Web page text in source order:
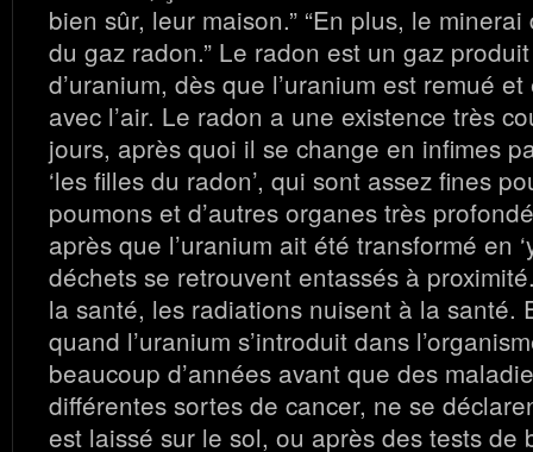
bien sûr, leur maison.” “En plus, le minerai
du gaz radon.” Le radon est un gaz
d’uranium, dès que l’uranium est remué
avec l’air. Le radon a une existence très
jours, après quoi il se change en infimes
‘les filles du radon’, qui sont assez fines
poumons et d’autres organes très
après que l’uranium ait été transformé en
déchets se retrouvent entassés à
la santé, les radiations nuisent à la santé.
quand l’uranium s’introduit dans
beaucoup d’années avant que des
différentes sortes de cancer, ne se
est laissé sur le sol, ou après des tests de